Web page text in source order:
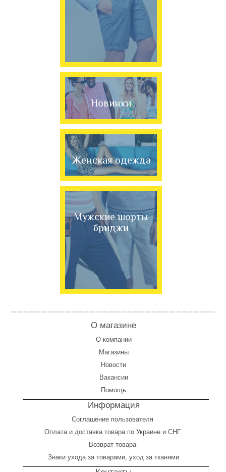
Новинки
Женская одежда
Мужские шорты
бриджи
О магазине
О компании
Магазины
Новости
Вакансии
Помощь
Информация
Соглашение пользователя
Оплата и доставка товара по Украине и СНГ
Возврат товара
Знаки ухода за товарами, уход за тканями